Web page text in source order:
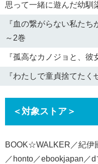
思って一緒に遊んだ幼馴
『血の繋がらない私た
～2巻
『孤高なカノジョと、彼
『わたしで童貞捨てたく
＜対象ストア＞
BOOK☆WALKER／紀伊
／honto／ebookjapan／